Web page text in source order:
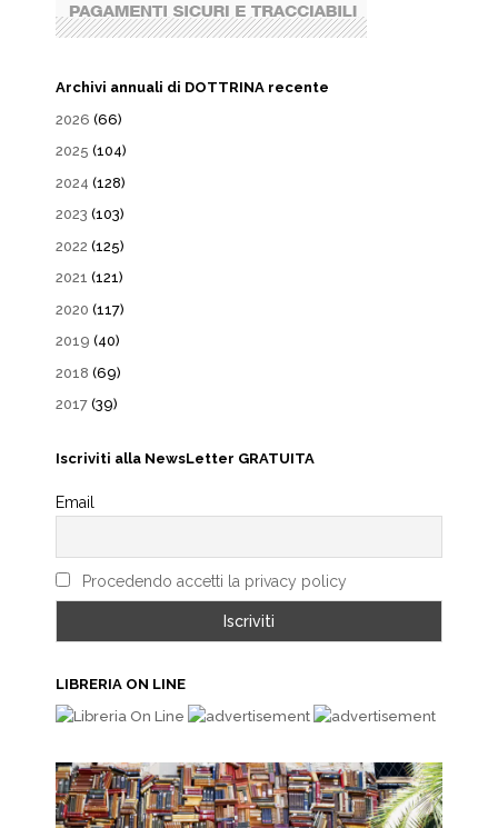
Archivi annuali di DOTTRINA recente
2026 (66)
2025 (104)
2024 (128)
2023 (103)
2022 (125)
2021 (121)
2020 (117)
2019 (40)
2018 (69)
2017 (39)
Iscriviti alla NewsLetter GRATUITA
Email
Procedendo accetti la privacy policy
LIBRERIA ON LINE